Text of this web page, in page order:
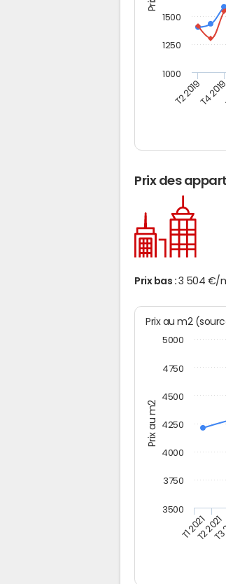
T2 2019T4
1000
1250
1500
Prix des
Prix bas : 3 504 €/
Prix au m2
Prix au
T1 2021T2 2021
3500
3750
4000
4250
4500
4750
5000